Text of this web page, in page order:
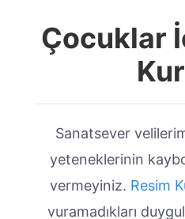
Çocuklar
Sanatsever
yeteneklerinin
vermeyiniz. Resim
vuramadıkları